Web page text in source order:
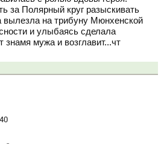
за Полярный круг разыскивать
на трибуну Мюнхенской
и улыбаясь сделала
знамя мужа и возглавит...чт